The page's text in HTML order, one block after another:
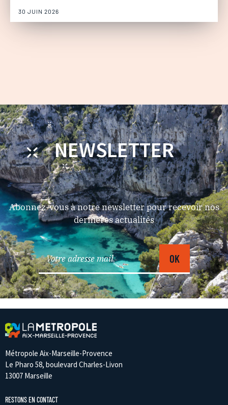
30 JUIN 2026
NEWSLETTER
Abonnez-vous à notre newsletter pour recevoir nos
dernières actualités
Métropole Aix-Marseille-Provence
Le Pharo 58, boulevard Charles-Livon
13007 Marseille
RESTONS EN CONTACT